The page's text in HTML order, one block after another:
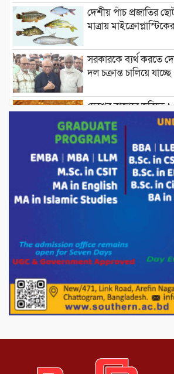
দেশীয় পাঁচ প্রজাতির
মাত্রায়
সরকারকে ব্যর্থ করতে
দল চক্রান্ত চালিয়ে
দেশের বাজারে ভরিতে
দাম বাড়ানোর ঘোষণা।
ভারপ্রাপ্ত রাষ্ট্রপতি
সাথে এইচটি বাংলা
টিভির সম্পাদক মোঃ
সৌজন্য সাক্ষাৎ।
পাটগ্রামে জুলাই
পোরশায় গণঅভ্যুত্থান
১১ দলীয় ঐক্য পোরশা